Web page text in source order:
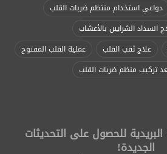
دواعي استخدام منتظم ضربات القلب
انسداد الشرايين بالأعشاب
علاج ثقب القلب
عملية القلب المفتوح
تركيب منظم ضربات القلب
للحصول على التحديثات
الجديدة!